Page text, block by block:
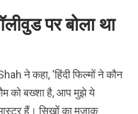
पर बोला था
ने कहा, ‘हिंदी फिल्मों ने कौन
को बख्शा है, आप मुझे ये
हैं। सिखों का मजाक